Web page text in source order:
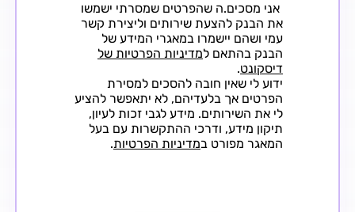
אני מסכים.ה שהפרטים שמסרתי ישמשו
את הבנק להצעת שירותים וליצירת קשר
עמי ושהם יישמרו במאגרי המידע של
הבנק בהתאם למדיניות הפרטיות של
דיסקונט.
ידוע לי שאין חובה להסכים למסירת
הפרטים אך בלעדיהם, לא יתאפשר להציע
לי את השירותים. מידע לגבי זכות לעיון,
תיקון מידע, ודרכי ההתקשרות עם בעל
המאגר מפורט במדיניות הפרטיות.